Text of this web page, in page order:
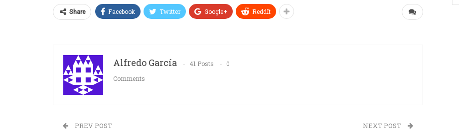
Share Facebook Twitter Google+ ReddIt
Alfredo García 41 Posts
0
Comments
PREV POST NEXT POST